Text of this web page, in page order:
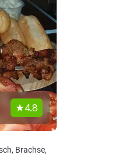
4.8
Brachse,